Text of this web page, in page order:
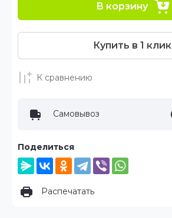
В корзину
Купить в 1 клик
К сравнению
Самовывоз
Поделиться
Распечатать